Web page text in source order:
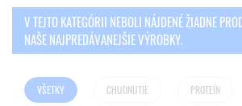
V TEJTO KATEGÓRII NEBOLI NÁJDENÉ ŽIADNE
NAŠE NAJPREDÁVANEJŠIE VÝROBKY.
VŠETKY CHUDNUTIE PROTEÍN